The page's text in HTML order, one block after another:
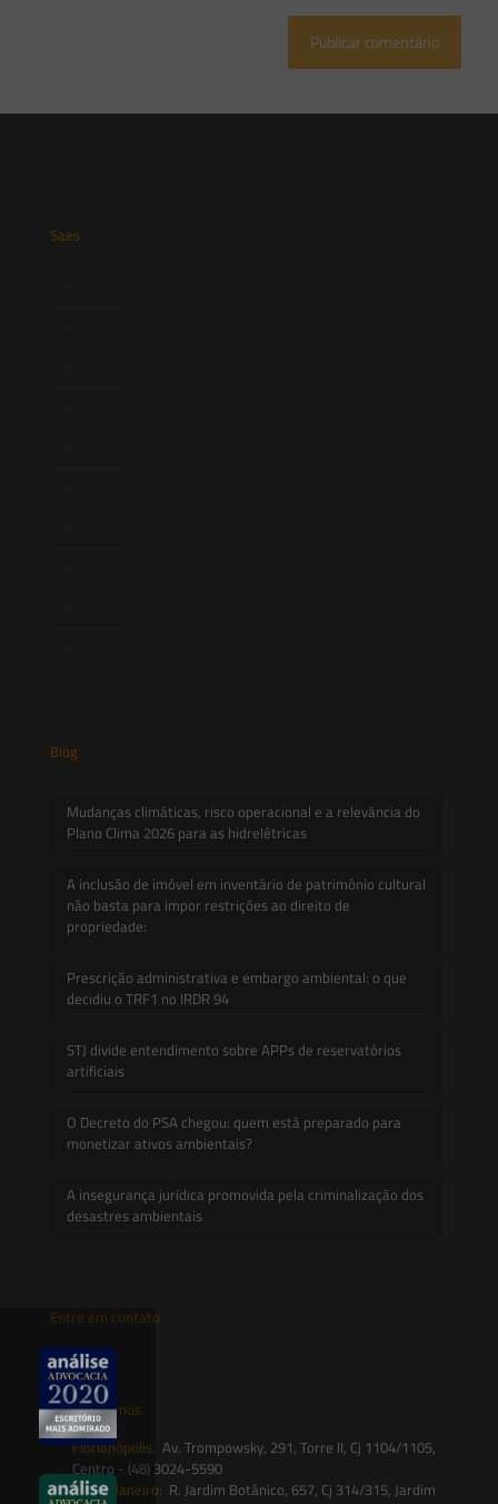
Saes
Blog
Mudanças climáticas, risco operacional e a relevância do
Plano Clima 2026 para as hidrelétricas
A inclusão de imóvel em inventário de patrimônio cultural
não basta para impor restrições ao direito de
propriedade:
Prescrição administrativa e embargo ambiental: o que
decidiu o TRF1 no IRDR 94
STJ divide entendimento sobre APPs de reservatórios
artificiais
O Decreto do PSA chegou: quem está preparado para
monetizar ativos ambientais?
A insegurança jurídica promovida pela criminalização dos
desastres ambientais
Entre em contato
contato@saesadvogados.com.br
Onde estamos
Florianópolis: Av. Trompowsky, 291, Torre II, Cj 1104/1105,
Centro - (48) 3024-5590
Rio de Janeiro: R. Jardim Botânico, 657, Cj 314/315, Jardim